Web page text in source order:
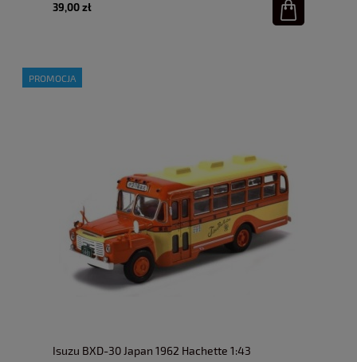
39,00 zł
Isuzu BXD-30 Japan 1962 Hachette 1:43
PROMOCJA